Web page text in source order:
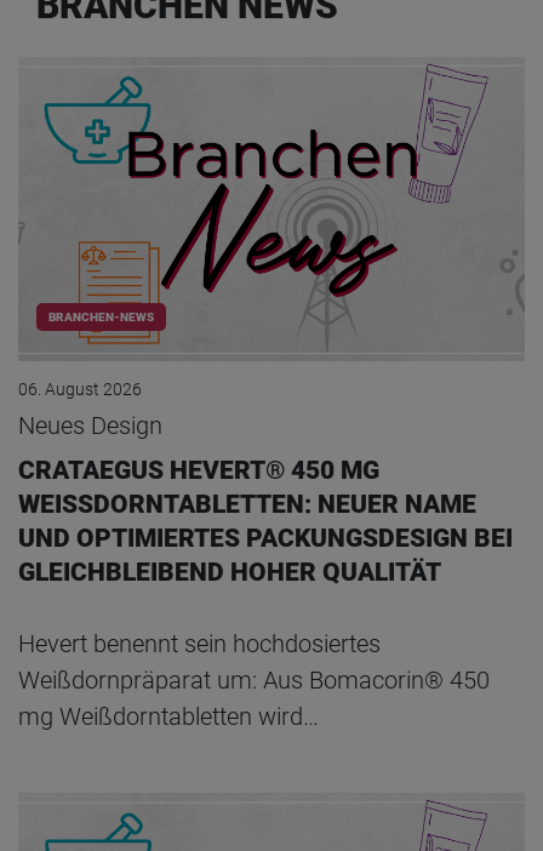
BRANCHEN-NEWS
06. August 2026
Neues Design
CRATAEGUS HEVERT® 450 MG
WEISSDORNTABLETTEN: NEUER NAME
UND OPTIMIERTES PACKUNGSDESIGN BEI
GLEICHBLEIBEND HOHER QUALITÄT
Hevert benennt sein hochdosiertes
Weißdornpräparat um: Aus Bomacorin® 450
mg Weißdorntabletten wird…